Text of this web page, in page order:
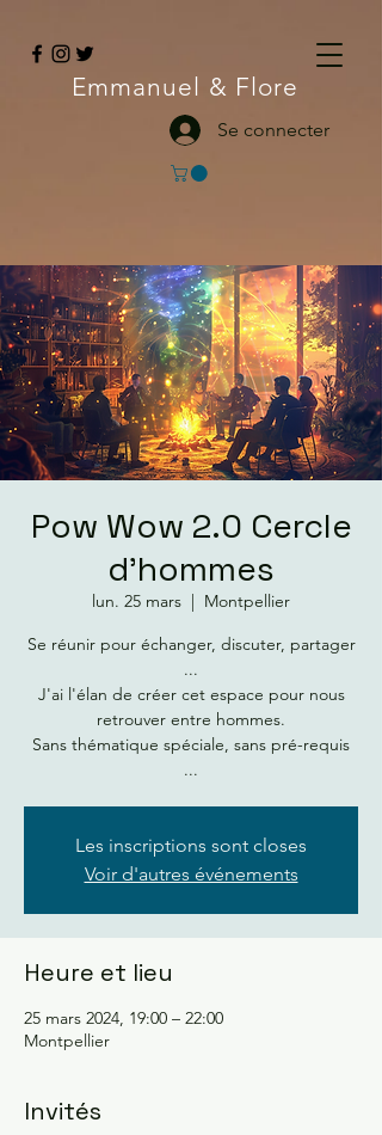
Emmanuel & Flore
Se connecter
Pow Wow 2.0 Cercle
d'hommes
lun. 25 mars
  |
Montpellier
Se réunir pour échanger, discuter, partager
...
J'ai l'élan de créer cet espace pour nous
retrouver entre hommes.
Sans thématique spéciale, sans pré-requis
...
Les inscriptions sont closes
Voir d'autres événements
Heure et lieu
25 mars 2024, 19:00 – 22:00
Montpellier
Invités